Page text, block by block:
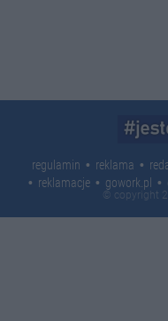
regulamin reklama
reklamacje
gowork.pl
© copyright